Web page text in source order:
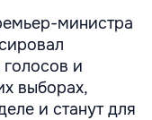
министра
и
выборах,
и станут для